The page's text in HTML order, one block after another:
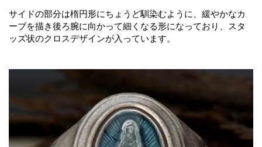
サイドの部分は楕円形にちょうど馴染むように、緩やかなカ
ーブを描き後ろ腕に向かって細くなる形になっており、スタ
ッズ状のクロスデザインが入っています。